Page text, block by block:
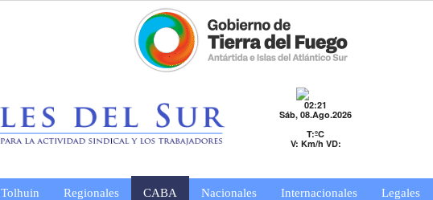
02:21
Sáb, 08.Ago.2026
T:ºC
V: Km/h VD:
Tolhuin Regionales CABA Nacionales Internacionales Legales